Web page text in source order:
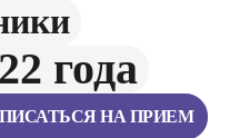
22 года
НА ПРИЕМ